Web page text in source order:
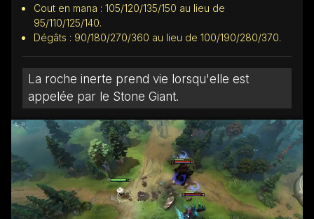
Cout en mana : 105/120/135/150 au lieu de
95/110/125/140.
Dégâts : 90/180/270/360 au lieu de 100/190/280/370.
La roche inerte prend vie lorsqu'elle est
appelée par le Stone Giant.